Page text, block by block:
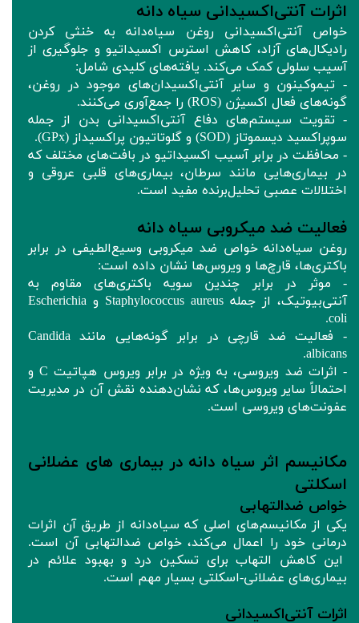
اثرات آنتی‌اکسیدانی سیاه دانه
خواص آنتی‌اکسیدانی روغن سیاه‌دانه به خنثی کردن
رادیکال‌های آزاد، کاهش استرس اکسیداتیو و جلوگیری از
آسیب سلولی کمک می‌کند. یافته‌های کلیدی شامل:
- تیموکینون و سایر آنتی‌اکسیدان‌های موجود در روغن،
گونه‌های فعال اکسیژن (ROS) را جمع‌آوری می‌کنند.
- تقویت سیستم‌های دفاع آنتی‌اکسیدانی بدن از جمله
سوپراکسید دیسموتاز (SOD) و گلوتاتیون پراکسیداز (GPx).
- محافظت در برابر آسیب اکسیداتیو در بافت‌های مختلف که
در بیماری‌هایی مانند سرطان، بیماری‌های قلبی عروقی و
اختلالات عصبی تحلیل‌برنده مفید است.
فعالیت ضد میکروبی سیاه دانه
روغن سیاه‌دانه خواص ضد میکروبی وسیع‌الطیفی در برابر
باکتری‌ها، قارچ‌ها و ویروس‌ها نشان داده است:
- موثر در برابر چندین سویه باکتری‌های مقاوم به
آنتی‌بیوتیک، از جمله Staphylococcus aureus و Escherichia
coli.
- فعالیت ضد قارچی در برابر گونه‌هایی مانند Candida
albicans.
- اثرات ضد ویروسی، به ویژه در برابر ویروس هپاتیت C و
احتمالاً سایر ویروس‌ها، که نشان‌دهنده نقش آن در مدیریت
عفونت‌های ویروسی است.
مکانیسم اثر سیاه دانه در بیماری های عضلانی
اسکلتی
خواص ضدالتهابی
یکی از مکانیسم‌های اصلی که سیاه‌دانه از طریق آن اثرات
درمانی خود را اعمال می‌کند، خواص ضدالتهابی آن است.
این کاهش التهاب برای تسکین درد و بهبود علائم در
بیماری‌های عضلانی-اسکلتی بسیار مهم است.
اثرات آنتی‌اکسیدانی